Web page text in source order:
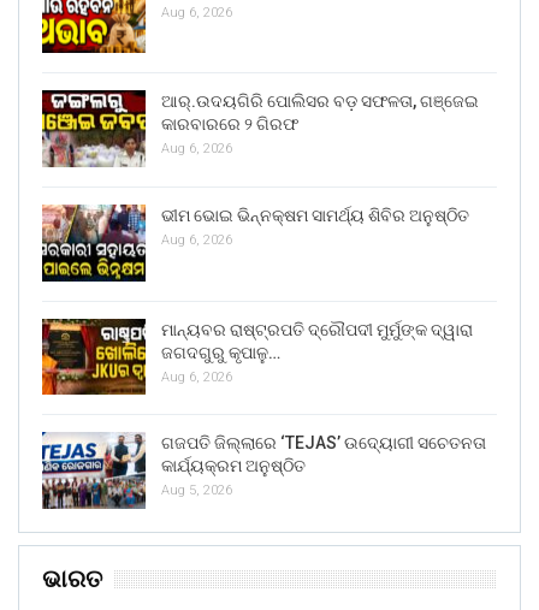
Aug 6, 2026
ଆର୍.ଉଦୟଗିରି ପୋଲିସର ବଡ଼ ସଫଳତା, ଗଞ୍ଜେଇ
କାରବାରରେ ୨ ଗିରଫ
Aug 6, 2026
ଭୀମ ଭୋଇ ଭିନ୍ନକ୍ଷମ ସାମର୍ଥ୍ୟ ଶିବିର ଅନୁଷ୍ଠିତ
Aug 6, 2026
ମାନ୍ୟବର ରାଷ୍ଟ୍ରପତି ଦ୍ରୌପଦୀ ମୁର୍ମୁଙ୍କ ଦ୍ୱାରା
ଜଗଦଗୁରୁ କୃପାଳୁ…
Aug 6, 2026
ଗଜପତି ଜିଲ୍ଲାରେ ‘TEJAS’ ଉଦ୍ୟୋଗୀ ସଚେତନତା
କାର୍ଯ୍ୟକ୍ରମ ଅନୁଷ୍ଠିତ
Aug 5, 2026
ଭାରତ